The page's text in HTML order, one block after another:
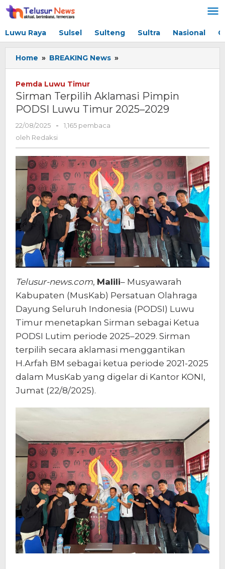
Lewati
ke
Luwu Raya Sulsel Sulteng Sultra Nasional
Home » BREAKING News »
Terpilih
PODSI
Luwu
Pemda Luwu Timur
Sirman Terpilih Aklamasi Pimpin
PODSI Luwu Timur 2025–2029
22/08/2025
oleh
Redaksi
-
1,165 pembaca
oleh Redaksi
Telusur-news.com, Malili– Musyawarah
Kabupaten (MusKab) Persatuan Olahraga
Dayung Seluruh Indonesia (PODSI) Luwu
Timur menetapkan Sirman sebagai Ketua
PODSI Lutim periode 2025–2029. Sirman
terpilih secara aklamasi menggantikan
H.Arfah BM sebagai ketua periode 2021-2025
dalam MusKab yang digelar di Kantor KONI,
Jumat (22/8/2025).